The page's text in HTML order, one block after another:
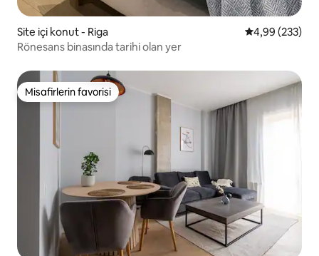
Site içi konut - Riga 5 üzerinden
4,99 (233)
Rönesans binasında tarihi olan yer
Misafirlerin favorisi
Misafirlerin favorisi